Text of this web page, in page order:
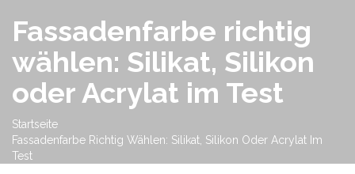
Fassadenfarbe richtig
wählen: Silikat, Silikon
oder Acrylat im Test
Startseite
Fassadenfarbe Richtig Wählen: Silikat, Silikon Oder Acrylat Im
Test